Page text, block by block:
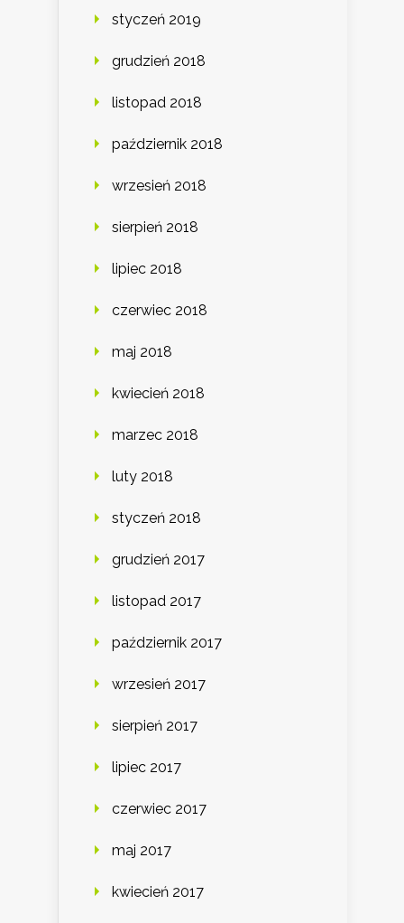
styczeń 2019
grudzień 2018
listopad 2018
październik 2018
wrzesień 2018
sierpień 2018
lipiec 2018
czerwiec 2018
maj 2018
kwiecień 2018
marzec 2018
luty 2018
styczeń 2018
grudzień 2017
listopad 2017
październik 2017
wrzesień 2017
sierpień 2017
lipiec 2017
czerwiec 2017
maj 2017
kwiecień 2017